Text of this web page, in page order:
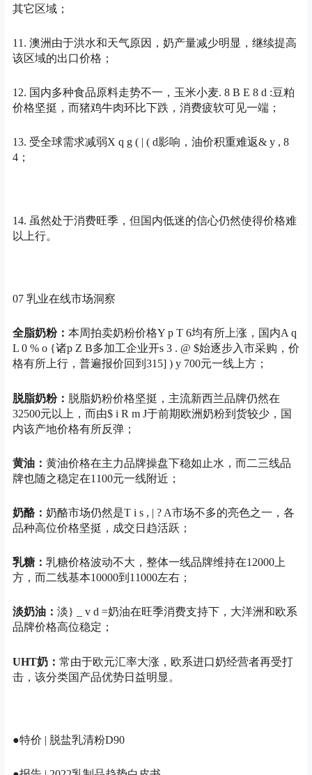
其它区域；
11. 澳洲由于洪水和天气原因，奶产量减少明显，继续提高
该区域的出口价格；
12. 国内多种食品原料走势不一，玉米小麦. 8 B E 8 d :豆粕
价格坚挺，而猪鸡牛肉环比下跌，消费疲软可见一端；
13. 受全球需求减弱X q g ( | ( d影响，油价积重难返& y , 8
4 ；
14. 虽然处于消费旺季，但国内低迷的信心仍然使得价格难
以上行。
07 乳业在线市场洞察
全脂奶粉： 本周拍卖奶粉价格Y p T 6均有所上涨，国内A q
L 0 % o {诸p Z B多加工企业开s 3 . @ $始逐步入市采购，价
格有所上行，普遍报价回到315] ) y 700元一线上方；
脱脂奶粉： 脱脂奶粉价格坚挺，主流新西兰品牌仍然在
32500元以上，而由$ i R m J于前期欧洲奶粉到货较少，国
内该产地价格有所反弹；
黄油 ： 黄油价格在主力品牌操盘下稳如止水，而二三线品
牌也随之稳定在1100元一线附近；
奶酪： 奶酪市场仍然是T i s , | ? A市场不多的亮色之一，各
品种高位价格坚挺，成交日趋活跃；
乳糖 ： 乳糖价格波动不大，整体一线品牌维持在12000上
方，而二线基本10000到11000左右；
淡奶油： 淡} _ v d =奶油在旺季消费支持下，大洋洲和欧系
品牌价格高位稳定；
UHT奶： 常由于欧元汇率大涨，欧系进口奶经营者再受打
击，该分类国产品优势日益明显。
●特价 | 脱盐乳清粉D90